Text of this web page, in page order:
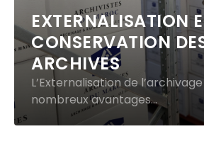
EXTERNALISATION
CONSERVATION
ARCHIVES
L’Externalisation de
nombreux avantages...